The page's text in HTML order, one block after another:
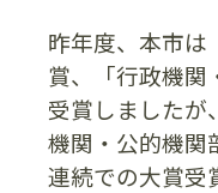
昨年度、本市は
賞、「行政機関
受賞しましたが
機関・公的機関
連続での大賞受